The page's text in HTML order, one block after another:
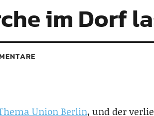
im Dorf
Union Berlin, und der